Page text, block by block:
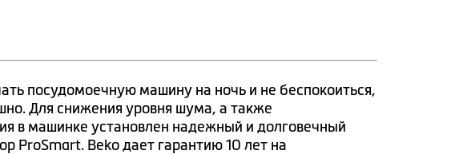
посудомоечную машину на ночь и не беспокоиться,
Для снижения уровня шума, а также
в машинке установлен надежный и долговечный
ProSmart. Beko дает гарантию 10 лет на